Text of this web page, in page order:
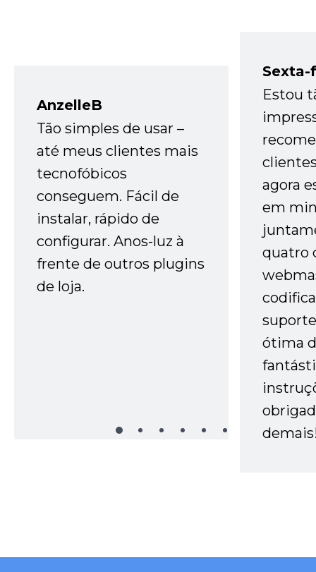
AnzelleB
Tão simples de usar –
até meus clientes mais
tecnofóbicos
conseguem. Fácil de
instalar, rápido de
configurar. Anos-luz à
frente de outros plugins
de loja.
Sexta-
Estou
agora
em
quatro
ótima